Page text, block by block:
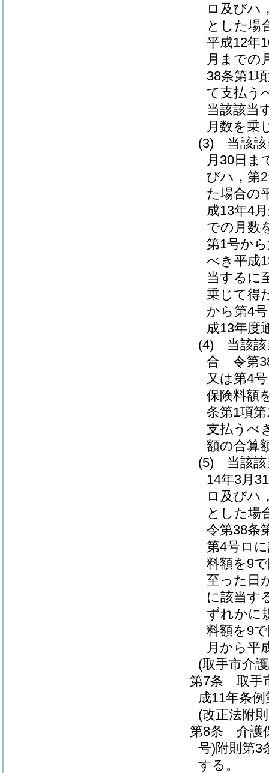
ロ及びハ
とした場
平成12年
月までの
38条第1
て支払う
当該該当
月数を乗
(3)
当該
月30日ま
びハ，第
た場合の
成13年4
での月数
第1号か
べき平成
当するに
乗じて得
から第4
成13年度
(4)
当該
合 令第
又は第4
保険料額
条第1項
支払うべ
額の合算
(5)
当該
14年3月
ロ及びハ
とした場
令第38条
第4号ロ
料額を9
至った日
に該当す
ずれかに
料額を9
月から平
(取手市介
第7条
取手
成11年条例
(改正法附
第8条
介護
号)附則第3
する。